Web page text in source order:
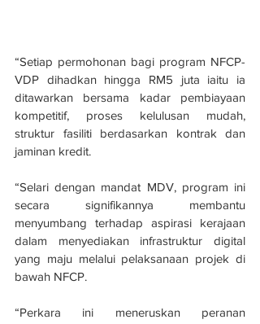
“Setiap permohonan bagi program NFCP-
VDP dihadkan hingga RM5 juta iaitu ia
ditawarkan bersama kadar pembiayaan
kompetitif, proses kelulusan mudah,
struktur fasiliti berdasarkan kontrak dan
jaminan kredit.
“Selari dengan mandat MDV, program ini
secara signifikannya membantu
menyumbang terhadap aspirasi kerajaan
dalam menyediakan infrastruktur digital
yang maju melalui pelaksanaan projek di
bawah NFCP.
“Perkara ini meneruskan peranan